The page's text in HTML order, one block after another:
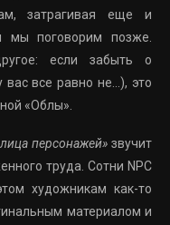
затрагивая еще и
мы поговорим позже.
если забыть о
все равно не…), это
«Облы».
персонажей»звучит
труда. Сотни NPC
художникам как-то
материалом и